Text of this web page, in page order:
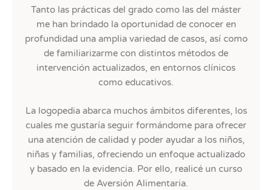
Tanto las prácticas del grado como las del máster
me han brindado la oportunidad de conocer en
profundidad una amplia variedad de casos, así como
de familiarizarme con distintos métodos de
intervención actualizados, en entornos clínicos
como educativos.
La logopedia abarca muchos ámbitos diferentes, los
cuales me gustaría seguir formándome para ofrecer
una atención de calidad y poder ayudar a los niños,
niñas y familias, ofreciendo un enfoque actualizado
y basado en la evidencia. Por ello, realicé un curso
de Aversión Alimentaria.